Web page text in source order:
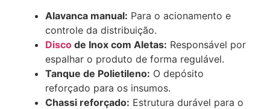
Alavanca manual: Para o acionamento e
controle da distribuição.
Disco de Inox com Aletas: Responsável por
espalhar o produto de forma regulável.
Tanque de Polietileno: O depósito
reforçado para os insumos.
Chassi reforçado: Estrutura durável para o